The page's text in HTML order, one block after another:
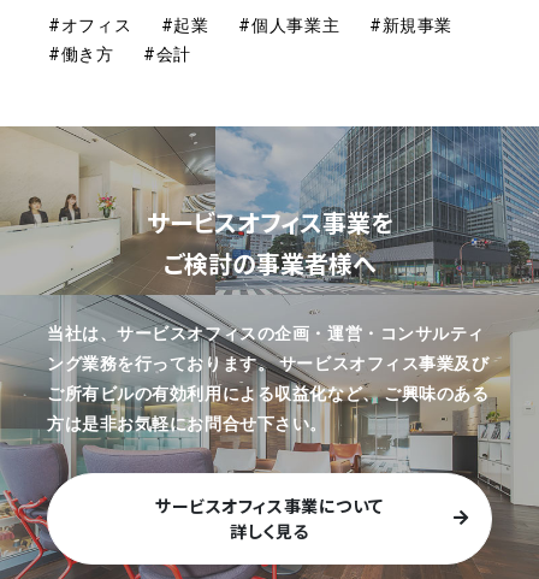
#オフィス #起業 #個人事業主
#新規事業
#働き方
#会計
サービスオフィス事業を
ご検討の事業者様へ
当社は、サービスオフィスの企画・運営・コンサルティ
ング業務を行っております。サービスオフィス事業及び
ご所有ビルの有効利用による収益化など、ご興味のある
方は是非お気軽にお問合せ下さい。
サービスオフィス事業について
詳しく見る